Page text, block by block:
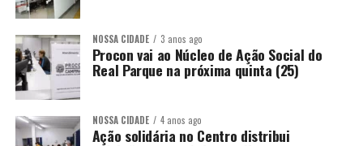
NOSSA CIDADE 3 anos ago
Procon vai ao Núcleo de Ação Social do
Real Parque na próxima quinta (25)
NOSSA CIDADE 4 anos ago
Ação solidária no Centro distribui